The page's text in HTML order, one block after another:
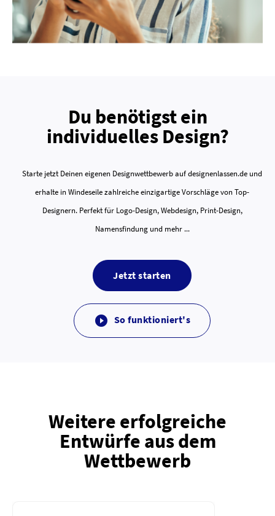
Du benötigst ein
individuelles Design?
Starte jetzt Deinen eigenen Designwettbewerb auf designenlassen.de und
erhalte in Windeseile zahlreiche einzigartige Vorschläge von Top-
Designern. Perfekt für Logo-Design, Webdesign, Print-Design,
Namensfindung und mehr ...
Jetzt starten
 So funktioniert's
Weitere erfolgreiche
Entwürfe aus dem
Wettbewerb